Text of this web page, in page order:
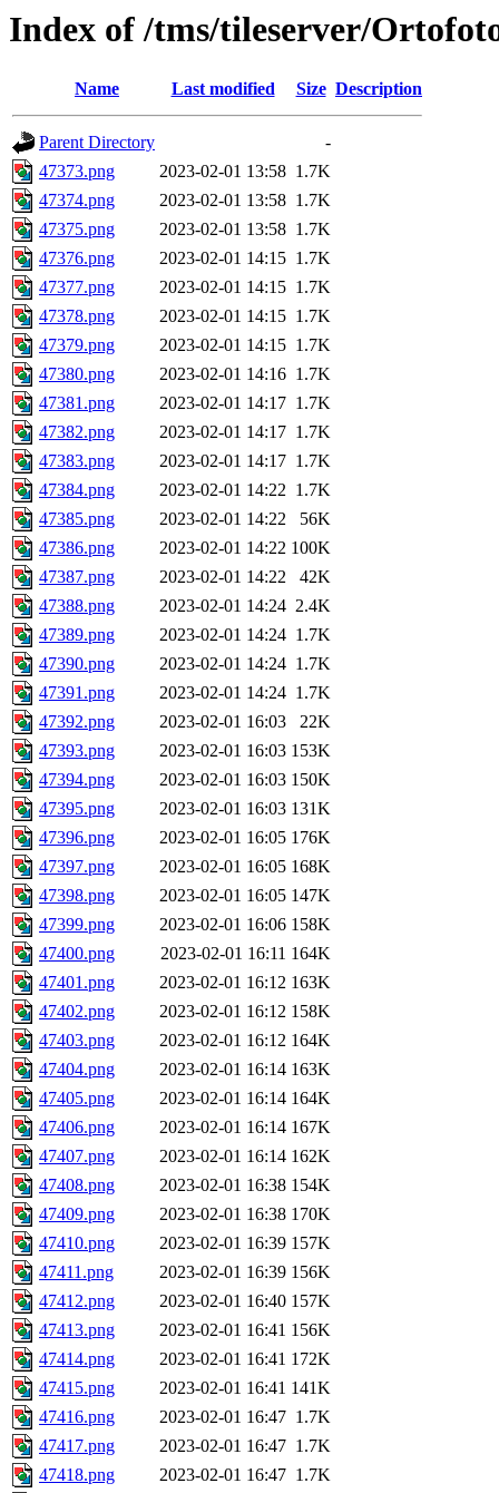
Index of /tms/tileserver/
Name Last modified Size Description
Parent Directory
-
47373.png
2023-02-01 13:58 1.7K
47374.png
2023-02-01 13:58 1.7K
47375.png
2023-02-01 13:58 1.7K
47376.png
2023-02-01 14:15 1.7K
47377.png
2023-02-01 14:15 1.7K
47378.png
2023-02-01 14:15 1.7K
47379.png
2023-02-01 14:15 1.7K
47380.png
2023-02-01 14:16 1.7K
47381.png
2023-02-01 14:17 1.7K
47382.png
2023-02-01 14:17 1.7K
47383.png
2023-02-01 14:17 1.7K
47384.png
2023-02-01 14:22 1.7K
47385.png
2023-02-01 14:22
56K
47386.png
2023-02-01 14:22 100K
47387.png
2023-02-01 14:22
42K
47388.png
2023-02-01 14:24 2.4K
47389.png
2023-02-01 14:24 1.7K
47390.png
2023-02-01 14:24 1.7K
47391.png
2023-02-01 14:24 1.7K
47392.png
2023-02-01 16:03
22K
47393.png
2023-02-01 16:03 153K
47394.png
2023-02-01 16:03 150K
47395.png
2023-02-01 16:03 131K
47396.png
2023-02-01 16:05 176K
47397.png
2023-02-01 16:05 168K
47398.png
2023-02-01 16:05 147K
47399.png
2023-02-01 16:06 158K
47400.png
2023-02-01 16:11 164K
47401.png
2023-02-01 16:12 163K
47402.png
2023-02-01 16:12 158K
47403.png
2023-02-01 16:12 164K
47404.png
2023-02-01 16:14 163K
47405.png
2023-02-01 16:14 164K
47406.png
2023-02-01 16:14 167K
47407.png
2023-02-01 16:14 162K
47408.png
2023-02-01 16:38 154K
47409.png
2023-02-01 16:38 170K
47410.png
2023-02-01 16:39 157K
47411.png
2023-02-01 16:39 156K
47412.png
2023-02-01 16:40 157K
47413.png
2023-02-01 16:41 156K
47414.png
2023-02-01 16:41 172K
47415.png
2023-02-01 16:41 141K
47416.png
2023-02-01 16:47 1.7K
47417.png
2023-02-01 16:47 1.7K
47418.png
2023-02-01 16:47 1.7K